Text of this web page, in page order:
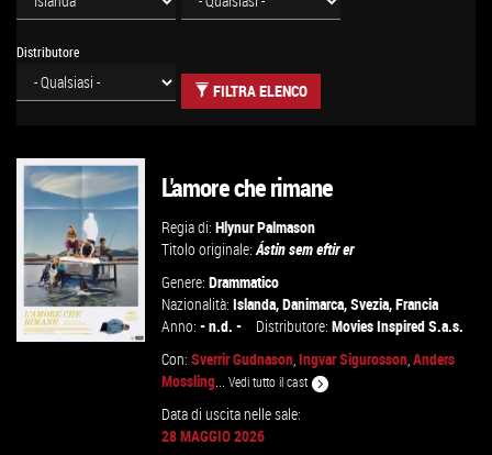
Distributore
FILTRA ELENCO
L'amore che rimane
Regia di:Hlynur Palmason
Titolo originale:Ástin sem eftir er
Genere:Drammatico
Nazionalità:Islanda,Danimarca,Svezia,Francia
Anno:- n.d. - Distributore:Movies Inspired S.a.s.
Con:Sverrir Gudnason ,Ingvar Sigurosson ,Anders
Mossling ...Vedi tutto il cast
Data di uscita nelle sale:
28 MAGGIO 2026